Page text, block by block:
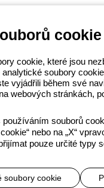
GEWISS
do jednoduchosti a
o GEWISS
014
cookie Obchodní
subject to the
cookie
cookie, které jsou
soubory
vyjádřili během své
webových stránkách,
souborů
nebo na „X“
pouze určité typy
soubory cookie